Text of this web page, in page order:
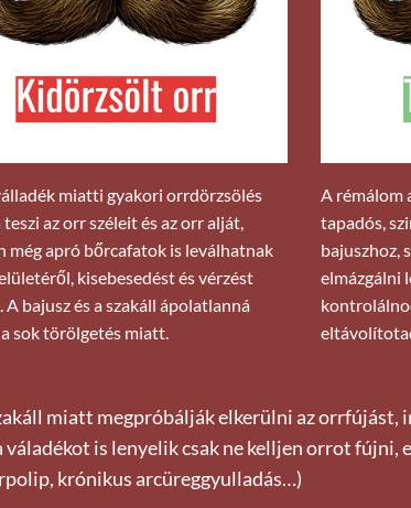
miatti gyakori orrdörzsölés
teszi az orr széleit és az orr alját,
még apró bőrcafatok is leválhatnak
kisebesedést és vérzést
A bajusz és a szakáll ápolatlanná
sok törölgetés miatt.
A rémálom
tapadós,
bajuszhoz,
elmázgálni
miatt megpróbálják elkerülni az orrfújást,
is lenyelik csak ne kelljen orrot fújni,
krónikus arcüreggyulladás…)